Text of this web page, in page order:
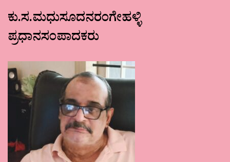
ಕು.ಸ.ಮಧುಸೂದನರಂಗೇಹಳ್ಳಿ
ಪ್ರಧಾನಸಂಪಾದಕರು